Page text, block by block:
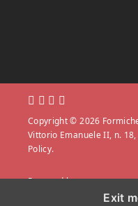
Copyright © 2026
Vittorio Emanuele II, n.
Policy.
Powered by
Exit